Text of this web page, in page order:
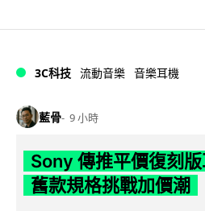
3C科技 流動音樂 音樂耳機
藍骨 9 小時
Sony 傳推平價復刻
舊款規格挑戰加價潮